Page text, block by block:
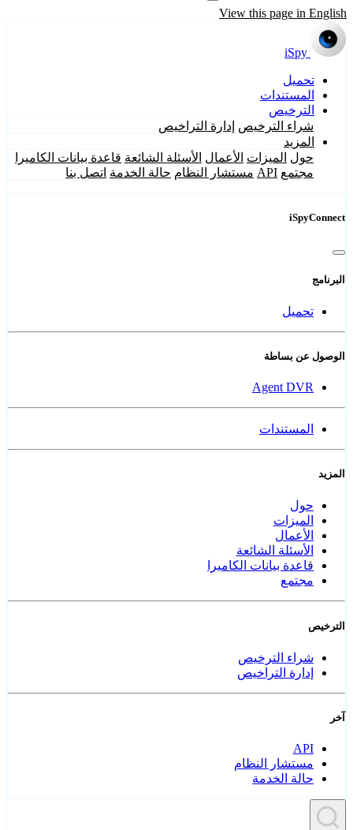
View this page in English
iSpy
تحميل
المستندات
الترخيص
شراء الترخيص إدارة التراخيص
المزيد
حول الميزات الأعمال الأسئلة الشائعة قاعدة بيانات الكاميرا
مجتمع API مستشار النظام حالة الخدمة اتصل بنا
iSpyConnect
البرنامج
تحميل
الوصول عن بساطة
Agent DVR
المستندات
المزيد
حول
الميزات
الأعمال
الأسئلة الشائعة
قاعدة بيانات الكاميرا
مجتمع
الترخيص
شراء الترخيص
إدارة التراخيص
آخر
API
مستشار النظام
حالة الخدمة